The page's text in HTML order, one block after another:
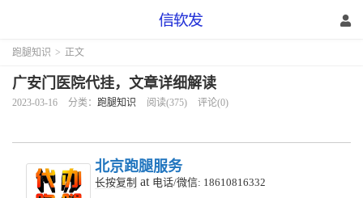
跑腿知识 > 正文
广安门医院代挂，文章详细解读
2023-03-16 分类： 跑腿知识 阅读(375) 评论(0)
北京跑腿服务
长按复制 at 电话/微信: 18610816332